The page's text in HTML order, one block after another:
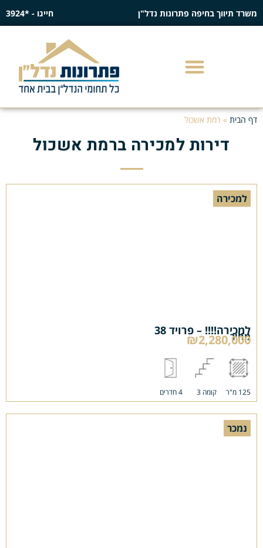
משרד תיווך בחיפה פתרונות נדל"ן חייגו - *3924
דף הבית » רמת אשכול
דירות למכירה ברמת אשכול
למכירה
למכירה!!!! – פרויד 38
מחיר
₪2,280,000
125 מ"ר קומה 3 4 חדרים
נמכר